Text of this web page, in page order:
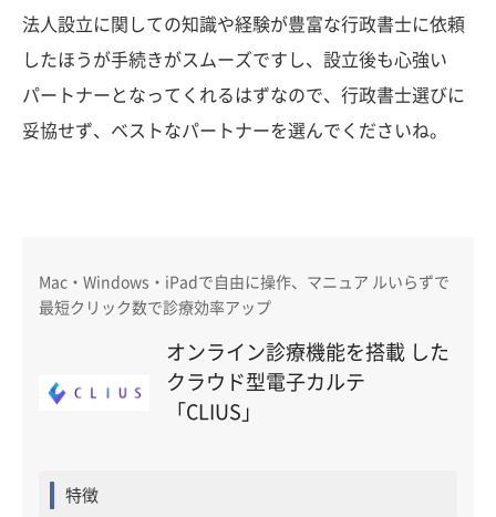
法人設立に関しての知識や経験が豊富な行政書士に依頼
したほうが手続きがスムーズですし、設立後も心強い
パートナーとなってくれるはずなので、行政書士選びに
妥協せず、ベストなパートナーを選んでくださいね。
Mac・Windows・iPadで自由に操作、マニュア ルいらずで
最短クリック数で診療効率アップ
オンライン診療機能を搭載 した
クラウド型電子カルテ
「CLIUS」
特徴